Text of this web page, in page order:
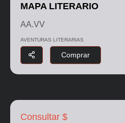
MAPA LITERARIO
AA.VV
AVENTURAS LITERARIAS
Comprar
Consultar $